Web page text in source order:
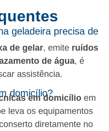
geladeira precisa de
de gelar, emite ruídos
de água, é
assistência.
domicílio?
em domicílio em
leva os equipamentos
diretamente no